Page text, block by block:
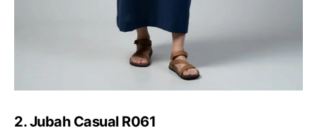
2. Jubah Casual R061